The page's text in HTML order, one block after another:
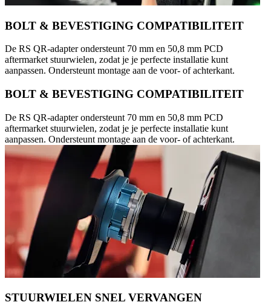
BOLT & BEVESTIGING COMPATIBILITEIT
De RS QR-adapter ondersteunt 70 mm en 50,8 mm PCD
aftermarket stuurwielen, zodat je je perfecte installatie kunt
aanpassen. Ondersteunt montage aan de voor- of achterkant.
BOLT & BEVESTIGING COMPATIBILITEIT
De RS QR-adapter ondersteunt 70 mm en 50,8 mm PCD
aftermarket stuurwielen, zodat je je perfecte installatie kunt
aanpassen. Ondersteunt montage aan de voor- of achterkant.
STUURWIELEN SNEL VERVANGEN